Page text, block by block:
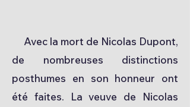
Avec la mort de Nicolas Dupont,
de nombreuses distinctions
posthumes en son honneur ont
été faites. La veuve de Nicolas